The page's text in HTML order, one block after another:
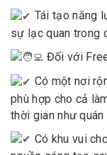
Tái tạo năng
sự lạc quan trong
Đối với
Có một nơi
phù hợp cho cả
thời gian như quán
Có khu vui